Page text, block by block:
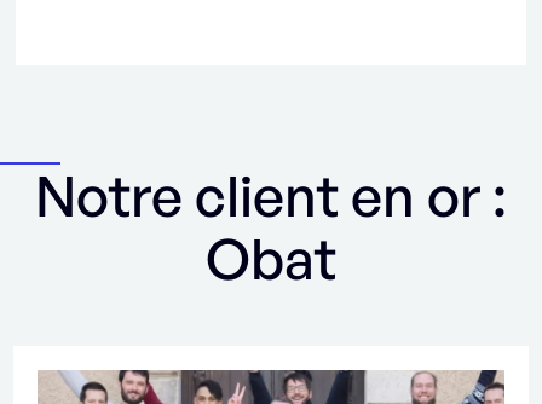
Notre client en or :
Obat